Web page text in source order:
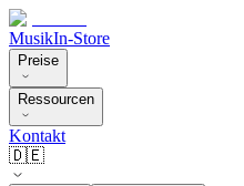
MusikIn-Store
Preise
Ressourcen
Kontakt
🇩🇪